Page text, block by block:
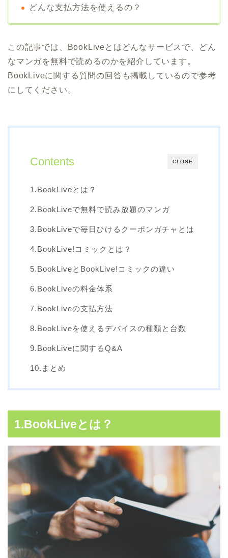
どんな支払方法を使えるの？
この記事では、BookLiveとはどんなサービスで、どん
なマンガを無料で読めるのかを紹介しています。
BookLiveに関する質問の回答も掲載しているので参考
にしてください。
CLOSE
Contents
1.BookLiveとは？
2.BookLiveで無料で読み放題のマンガ
3.BookLiveで毎日ひけるクーポンガチャとは
4.BookLive!コミックとは？
5.BookLiveとBookLive!コミックの違い
6.BookLiveの料金体系
7.BookLiveの支払方法
8.BookLiveを使えるデバイスの種類と台数
9.BookLiveに関するQ&A
10.まとめ
1.BookLiveとは？